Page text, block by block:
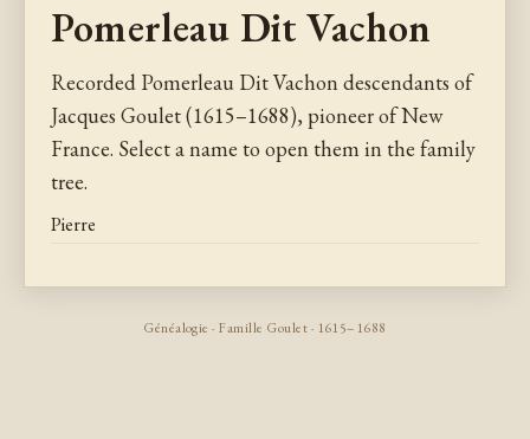
Pomerleau Dit Vachon
Recorded Pomerleau Dit Vachon descendants of
Jacques Goulet (1615–1688), pioneer of New
France. Select a name to open them in the family
tree.
Pierre
Généalogie · Famille Goulet · 1615–1688